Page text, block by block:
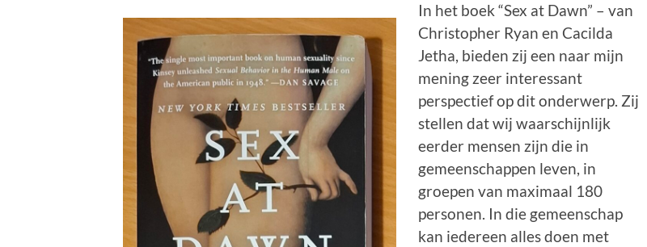
In het boek “Sex at Dawn” – van
Christopher Ryan en Cacilda
Jetha, bieden zij een naar mijn
mening zeer interessant
perspectief op dit onderwerp. Zij
stellen dat wij waarschijnlijk
eerder mensen zijn die in
gemeenschappen leven, in
groepen van maximaal 180
personen. In die gemeenschap
kan iedereen alles doen met